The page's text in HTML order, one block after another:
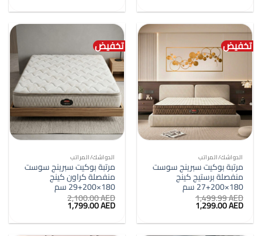
574.99 AED.
499.99 AED. هو:
1,265.00 AED. هو:
1,099.00 AED.
تخفيض
الدواشك/المراتب
مرتبة بوكيت سبرينج سوست
منفصلة برستيج كينج
180×200+27 سم
1,499.99AED
السعر
الأصلي
هو:
1,499.99 AED.
1,299.00AED
هو:
1,299.00 AED.
تخفيض
الدواشك/المراتب
مرتبة بوكيت سبرينج سوست
منفصلة كراون كينج
180×200+29 سم
2,100.00AED
السعر
الأصلي
هو:
2,100.00 AED.
1,799.00AED
هو:
1,799.00 AED.